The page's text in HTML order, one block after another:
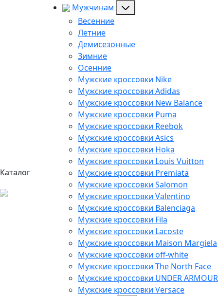
Каталог
Мужчинам
Весенние
Летние
Демисезонные
Зимние
Осенние
Мужские кроссовки Nike
Мужские кроссовки Adidas
Мужские кроссовки New Balance
Мужские кроссовки Puma
Мужские кроссовки Reebok
Мужские кроссовки Asics
Мужские кроссовки Hoka
Мужские кроссовки Louis Vuitton
Мужские кроссовки Premiata
Мужские кроссовки Salomon
Мужские кроссовки Valentino
Мужские кроссовки Balenciaga
Мужские кроссовки Fila
Мужские кроссовки Lacoste
Мужские кроссовки Maison Margiela
Мужские кроссовки off-white
Мужские кроссовки The North Face
Мужские кроссовки UNDER ARMOUR
Мужские кроссовки Versace